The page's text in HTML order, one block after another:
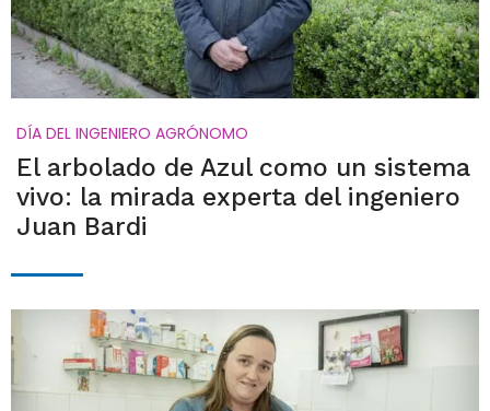
DÍA DEL INGENIERO AGRÓNOMO
El arbolado de Azul como un sistema
vivo: la mirada experta del ingeniero
Juan Bardi